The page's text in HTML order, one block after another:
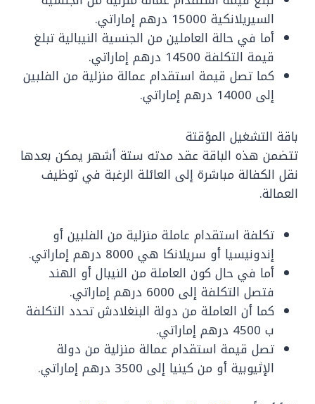
السيريلانكية 15000 درهم إماراتي.
أما في حالة العاملين من الجنسية النيبالية تبلغ
قيمة التكلفة 14500 درهم إماراتي.
كما تصل قيمة استقدام عمالة منزلية من الفلبين
إلى 14000 درهم إماراتي.
باقة التشغيل المؤقتة
تتضمن هذه الباقة عقد مدته ستة أشهر يمكن بعدها
نقل الكفالة مباشرة إلى العائلة الرغبة في توظيف
العمالة.
تكلفة استقدام عاملة منزلية من الفلبين أو
إندونيسيا أو سريلانكا هي 8000 درهم إماراتي.
أما في حال كون العاملة من النيبال أو الهند
فتصل التكلفة إلى 6000 درهم إماراتي.
كما أن العاملة من دولة البنغلادش تحدد التكلفة
ب 4500 درهم إماراتي.
تصل قيمة استقدام عمالة منزلية من دولة
الإثيوبية أو من كينيا إلى 3500 درهم إماراتي.